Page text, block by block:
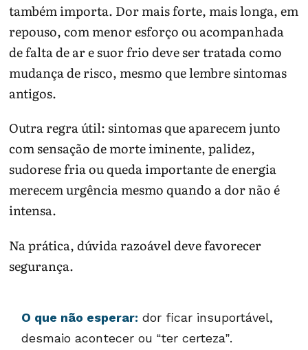
também importa. Dor mais forte, mais longa, em
repouso, com menor esforço ou acompanhada
de falta de ar e suor frio deve ser tratada como
mudança de risco, mesmo que lembre sintomas
antigos.
Outra regra útil: sintomas que aparecem junto
com sensação de morte iminente, palidez,
sudorese fria ou queda importante de energia
merecem urgência mesmo quando a dor não é
intensa.
Na prática, dúvida razoável deve favorecer
segurança.
O que não esperar: dor ficar insuportável,
desmaio acontecer ou “ter certeza”.